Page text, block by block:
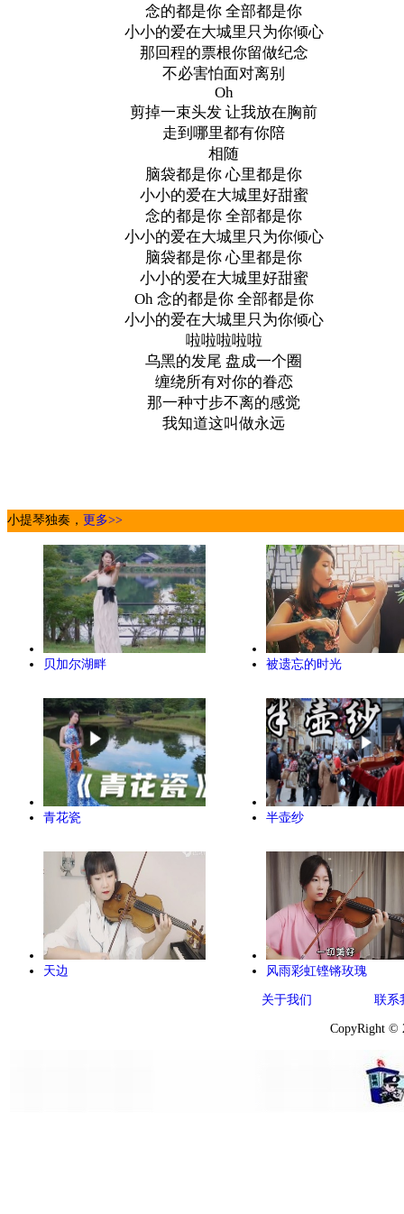
念的都是你 全部都是你
小小的爱在大城里只为你倾心
那回程的票根你留做纪念
不必害怕面对离别
Oh
剪掉一束头发 让我放在胸前
走到哪里都有你陪
相随
脑袋都是你 心里都是你
小小的爱在大城里好甜蜜
念的都是你 全部都是你
小小的爱在大城里只为你倾心
脑袋都是你 心里都是你
小小的爱在大城里好甜蜜
Oh 念的都是你 全部都是你
小小的爱在大城里只为你倾心
啦啦啦啦啦
乌黑的发尾 盘成一个圈
缠绕所有对你的眷恋
那一种寸步不离的感觉
我知道这叫做永远
小提琴独奏， 更多>>
贝加尔湖畔 被遗忘的时光
青花瓷 半壶纱
天边 风雨彩虹铿锵玫瑰
关于我们 联系
CopyRight ©